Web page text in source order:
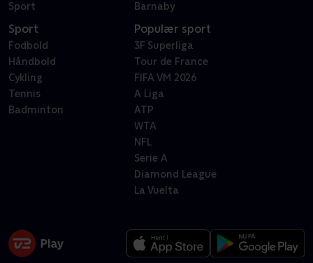
Sport
Barnaby
Sport
Fodbold
Håndbold
Cykling
Tennis
Badminton
Populær sport
3F Superliga
Tour de France
FIFA VM 2026
A Liga
ATP
WTA
NFL
Serie A
Diamond League
La Vuelta